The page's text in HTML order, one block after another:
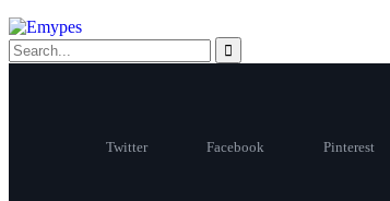
Twitter Facebook Pinterest